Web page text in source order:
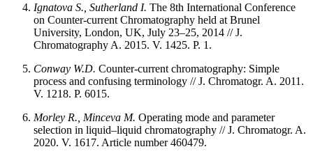
Ignatova S., Sutherland I. The 8th International Conference
on Counter-current Chromatography held at Brunel
University, London, UK, July 23–25, 2014 // J.
Chromatography A. 2015. V. 1425. P. 1.
Conway W.D. Counter-current chromatography: Simple
process and confusing terminology // J. Chromatogr. A. 2011.
V. 1218. P. 6015.
Morley R., Minceva M. Operating mode and parameter
selection in liquid–liquid chromatography // J. Chromatogr. A.
2020. V. 1617. Article number 460479.